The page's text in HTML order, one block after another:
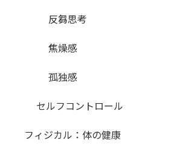
反芻思考
焦燥感
孤独感
セルフコントロール
フィジカル：体の健康